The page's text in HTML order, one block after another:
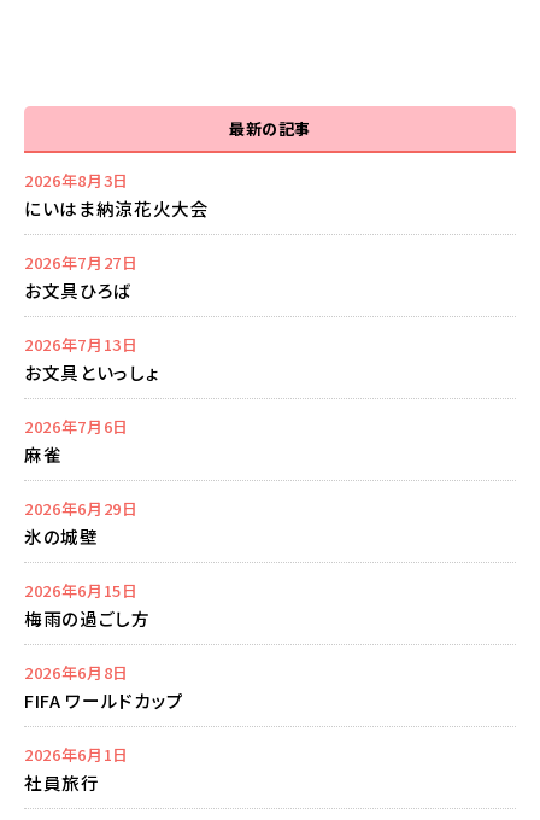
最新の記事
2026年8月3日
にいはま納涼花火大会
2026年7月27日
お文具ひろば
2026年7月13日
お文具といっしょ
2026年7月6日
麻雀
2026年6月29日
氷の城壁
2026年6月15日
梅雨の過ごし方
2026年6月8日
FIFA ワールドカップ
2026年6月1日
社員旅行